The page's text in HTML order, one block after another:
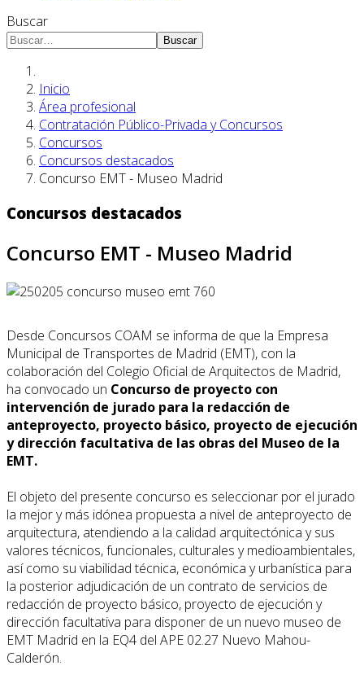
Buscar
Buscar
Inicio
Área profesional
Contratación Público-Privada y Concursos
Concursos
Concursos destacados
Concurso EMT - Museo Madrid
Concursos destacados
Concurso EMT - Museo Madrid
Desde Concursos COAM se informa de que la Empresa
Municipal de Transportes de Madrid (EMT), con la
colaboración del Colegio Oficial de Arquitectos de Madrid,
ha convocado un Concurso de proyecto con
intervención de jurado para la redacción de
anteproyecto, proyecto básico, proyecto de ejecución
y dirección facultativa de las obras del Museo de la
EMT.
El objeto del presente concurso es seleccionar por el jurado
la mejor y más idónea propuesta a nivel de anteproyecto de
arquitectura, atendiendo a la calidad arquitectónica y sus
valores técnicos, funcionales, culturales y medioambientales,
así como su viabilidad técnica, económica y urbanística para
la posterior adjudicación de un contrato de servicios de
redacción de proyecto básico, proyecto de ejecución y
dirección facultativa para disponer de un nuevo museo de
EMT Madrid en la EQ4 del APE 02.27 Nuevo Mahou-
Calderón.